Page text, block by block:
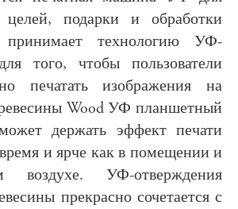
целей, подарки и обработки
технологию УФ-
того, чтобы пользователи
печатать изображения на
Wood УФ планшетный
держать эффект печати
и ярче как в помещении и
воздухе. УФ-отверждения
прекрасно сочетается с